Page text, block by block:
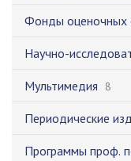
Фонды оценочных
Научно-
Мультимедия 8
Периодические
Программы проф.